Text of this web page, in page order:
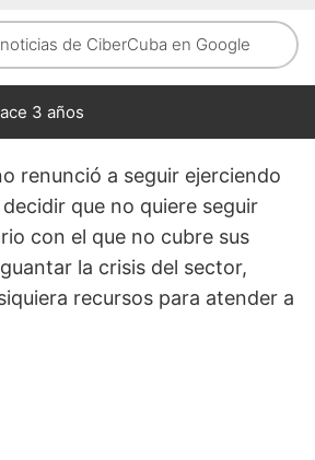
de CiberCuba en Google
3 años
renunció a seguir ejerciendo
que no quiere seguir
con el que no cubre sus
la crisis del sector,
recursos para atender a